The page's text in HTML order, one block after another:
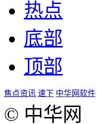
热点
底部
顶部
焦点资讯 速下 中华网软件
© 中华网